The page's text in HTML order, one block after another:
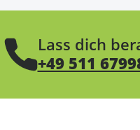
Lass dich
+49 511